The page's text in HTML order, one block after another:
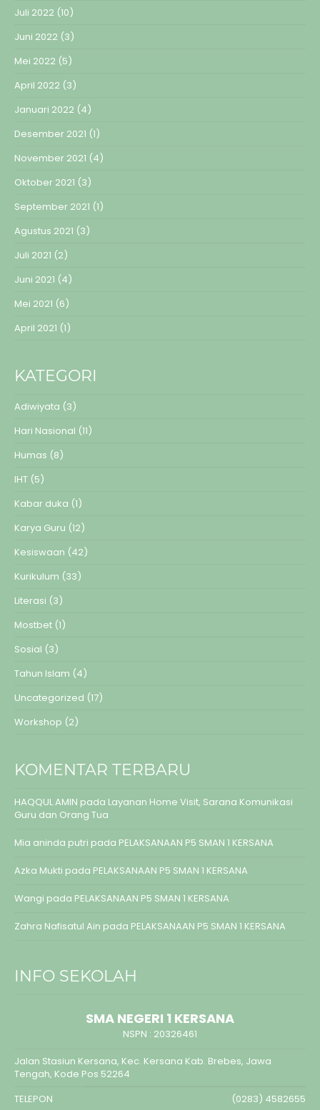
Juli 2022 (10)
Juni 2022 (3)
Mei 2022 (5)
April 2022 (3)
Januari 2022 (4)
Desember 2021 (1)
November 2021 (4)
Oktober 2021 (3)
September 2021 (1)
Agustus 2021 (3)
Juli 2021 (2)
Juni 2021 (4)
Mei 2021 (6)
April 2021 (1)
KATEGORI
Adiwiyata (3)
Hari Nasional (11)
Humas (8)
IHT (5)
Kabar duka (1)
Karya Guru (12)
Kesiswaan (42)
Kurikulum (33)
Literasi (3)
Mostbet (1)
Sosial (3)
Tahun Islam (4)
Uncategorized (17)
Workshop (2)
KOMENTAR TERBARU
HAQQUL AMIN pada Layanan Home Visit, Sarana Komunikasi
Guru dan Orang Tua
Mia aninda putri pada PELAKSANAAN P5 SMAN 1 KERSANA
Azka Mukti pada PELAKSANAAN P5 SMAN 1 KERSANA
Wangi pada PELAKSANAAN P5 SMAN 1 KERSANA
Zahra Nafisatul Ain pada PELAKSANAAN P5 SMAN 1 KERSANA
INFO SEKOLAH
SMA NEGERI 1 KERSANA
NSPN : 20326461
Jalan Stasiun Kersana, Kec. Kersana Kab. Brebes, Jawa
Tengah, Kode Pos 52264
TELEPON
(0283) 4582655